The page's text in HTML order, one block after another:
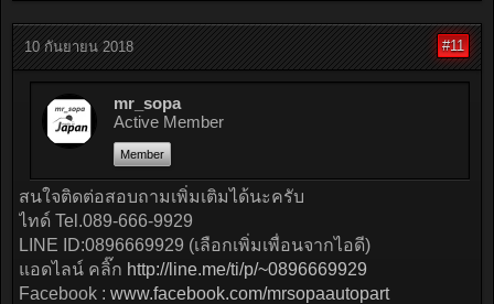
10 กันยายน 2018 #11
mr_sopa
Active Member
Member
สนใจติดต่อสอบถามเพิ่มเติมได้นะครับ
ไทด์ Tel.089-666-9929
LINE ID:0896669929 (เลือกเพิ่มเพื่อนจากไอดี)
แอดไลน์ คลิ๊ก http://line.me/ti/p/~0896669929
Facebook : www.facebook.com/mrsopaautopart